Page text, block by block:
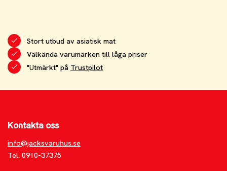
Stort utbud av asiatisk mat
Välkända varumärken till låga priser
"Utmärkt" på Trustpilot
Kontakta oss
info@jacksvaruhus.se
Tel. 0910-37375